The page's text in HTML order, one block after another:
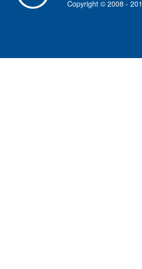
Copyright © 2008 -